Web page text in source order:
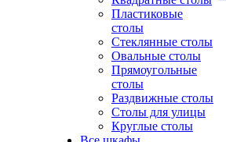
Пластиковые
столы
Стеклянные столы
Овальные столы
Прямоугольные
столы
Раздвижные столы
Столы для улицы
Круглые столы